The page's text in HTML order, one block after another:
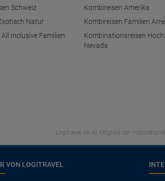
Schweiz Kombireisen Amerika
Natur Kombireisen Familien
Inclusive Familien
Kombinationsreisen
Nevada
Logitravel.de ist Mitglied der
VON LOGITRAVEL